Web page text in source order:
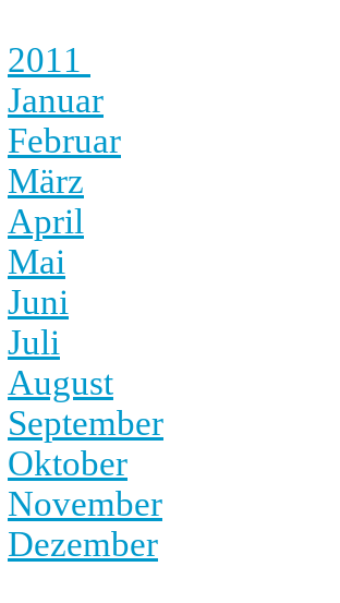
2011
Januar
Februar
März
April
Mai
Juni
Juli
August
September
Oktober
November
Dezember